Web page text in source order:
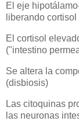
El eje
liberando cortisol
El cortisol
("intestino
Se altera la
(disbiosis)
Las citoquinas
las neuronas